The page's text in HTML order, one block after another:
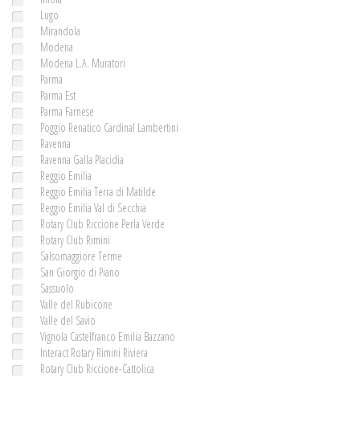
Lugo
Mirandola
Modena
Modena L.A. Muratori
Parma
Parma Est
Parma Farnese
Poggio Renatico Cardinal Lambertini
Ravenna
Ravenna Galla Placidia
Reggio Emilia
Reggio Emilia Terra di Matilde
Reggio Emilia Val di Secchia
Rotary Club Riccione Perla Verde
Rotary Club Rimini
Salsomaggiore Terme
San Giorgio di Piano
Sassuolo
Valle del Rubicone
Valle del Savio
Vignola Castelfranco Emilia Bazzano
Interact Rotary Rimini Riviera
Rotary Club Riccione-Cattolica